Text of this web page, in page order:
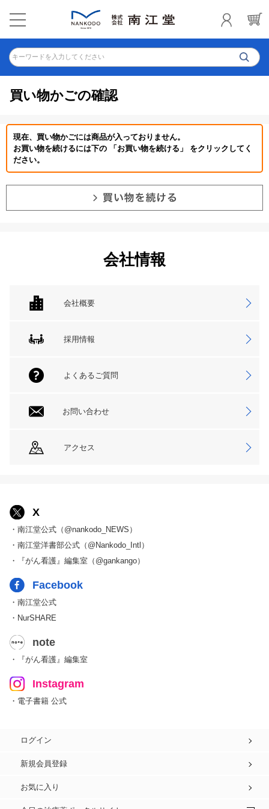
キーワードを入力してください
買い物かごの確認
現在、買い物かごには商品が入っておりません。
お買い物を続けるには下の 「お買い物を続ける」 をクリックしてく
ださい。
会社情報
会社概要
採用情報
よくあるご質問
お問い合わせ
アクセス
X
・南江堂公式（@nankodo_NEWS）
・南江堂洋書部公式（@Nankodo_Intl）
・『がん看護』編集室（@gankango）
Facebook
・南江堂公式
・NurSHARE
note
・『がん看護』編集室
Instagram
・電子書籍 公式
ログイン
新規会員登録
お気に入り